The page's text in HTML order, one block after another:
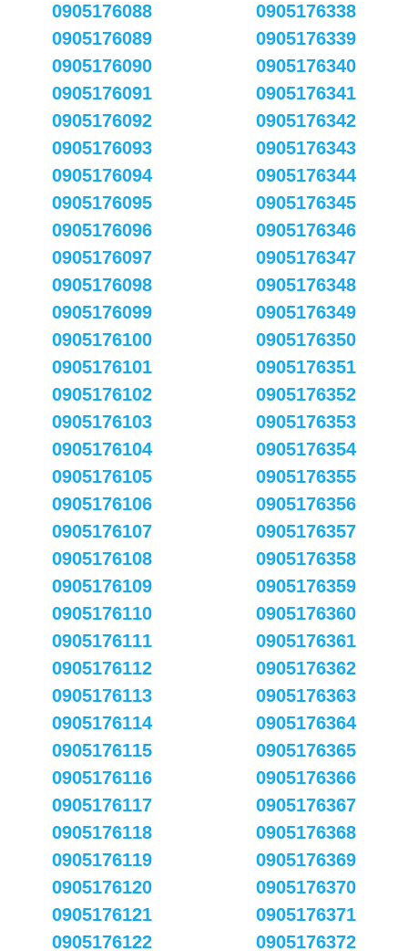
0905176088
0905176089
0905176090
0905176091
0905176092
0905176093
0905176094
0905176095
0905176096
0905176097
0905176098
0905176099
0905176100
0905176101
0905176102
0905176103
0905176104
0905176105
0905176106
0905176107
0905176108
0905176109
0905176110
0905176111
0905176112
0905176113
0905176114
0905176115
0905176116
0905176117
0905176118
0905176119
0905176120
0905176121
0905176122
0905176338
0905176339
0905176340
0905176341
0905176342
0905176343
0905176344
0905176345
0905176346
0905176347
0905176348
0905176349
0905176350
0905176351
0905176352
0905176353
0905176354
0905176355
0905176356
0905176357
0905176358
0905176359
0905176360
0905176361
0905176362
0905176363
0905176364
0905176365
0905176366
0905176367
0905176368
0905176369
0905176370
0905176371
0905176372